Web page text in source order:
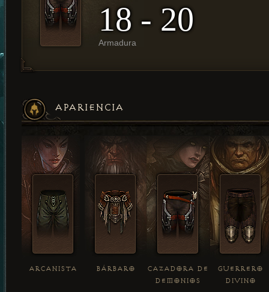
18 - 20
Armadura
APARIENCIA
ARCANISTA BÁRBARO
CAZADORA DE
DEMONIOS
GUERRERO
DIVINO